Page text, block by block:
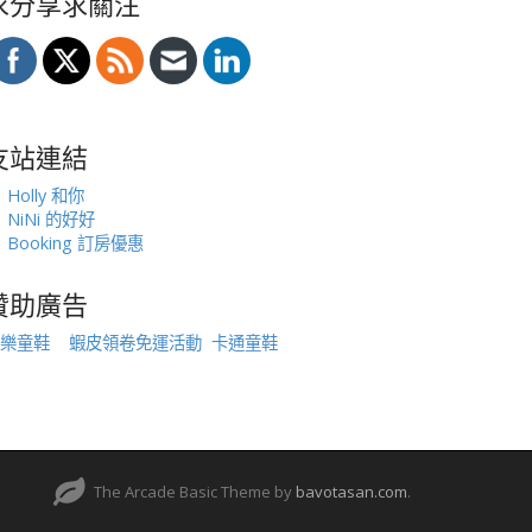
站連結
Holly 和你
NiNi 的好好
Booking 訂房優惠
助廣告
童鞋 蝦皮領卷免運活動 卡通童鞋
The Arcade Basic Theme by bavotasan.com.